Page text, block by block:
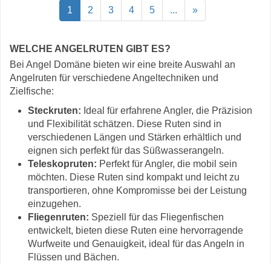
1 2 3 4 5 ... »
WELCHE ANGELRUTEN GIBT ES?
Bei Angel Domäne bieten wir eine breite Auswahl an
Angelruten für verschiedene Angeltechniken und
Zielfische:
Steckruten: Ideal für erfahrene Angler, die Präzision
und Flexibilität schätzen. Diese Ruten sind in
verschiedenen Längen und Stärken erhältlich und
eignen sich perfekt für das Süßwasserangeln.
Teleskopruten: Perfekt für Angler, die mobil sein
möchten. Diese Ruten sind kompakt und leicht zu
transportieren, ohne Kompromisse bei der Leistung
einzugehen.
Fliegenruten: Speziell für das Fliegenfischen
entwickelt, bieten diese Ruten eine hervorragende
Wurfweite und Genauigkeit, ideal für das Angeln in
Flüssen und Bächen.